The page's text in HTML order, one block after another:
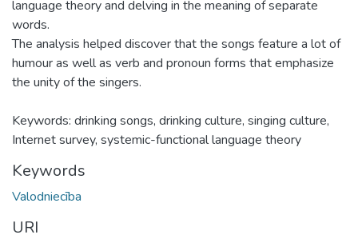
language theory and delving in the meaning of separate
words.
The analysis helped discover that the songs feature a lot of
humour as well as verb and pronoun forms that emphasize
the unity of the singers.
Keywords: drinking songs, drinking culture, singing culture,
Internet survey, systemic-functional language theory
Keywords
Valodniecība
URI